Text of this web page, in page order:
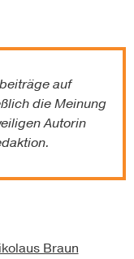
auf
die Meinung
Autorin
Braun